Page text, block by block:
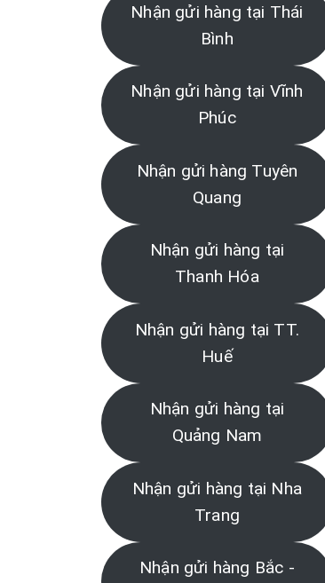
Nhận gửi hàng tại Thái
Bình
Nhận gửi hàng tại Vĩnh
Phúc
Nhận gửi hàng Tuyên
Quang
Nhận gửi hàng tại
Thanh Hóa
Nhận gửi hàng tại TT.
Huế
Nhận gửi hàng tại
Quảng Nam
Nhận gửi hàng tại Nha
Trang
Nhận gửi hàng Bắc -